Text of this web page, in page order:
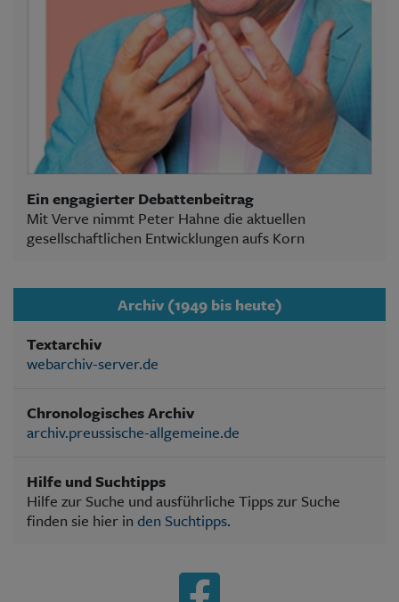
Ein engagierter Debattenbeitrag
Mit Verve nimmt Peter Hahne die aktuellen
gesellschaftlichen Entwicklungen aufs Korn
Archiv (1949 bis heute)
Textarchiv
webarchiv-server.de
Chronologisches Archiv
archiv.preussische-allgemeine.de
Hilfe und Suchtipps
Hilfe zur Suche und ausführliche Tipps zur Suche
finden sie hier in den Suchtipps.